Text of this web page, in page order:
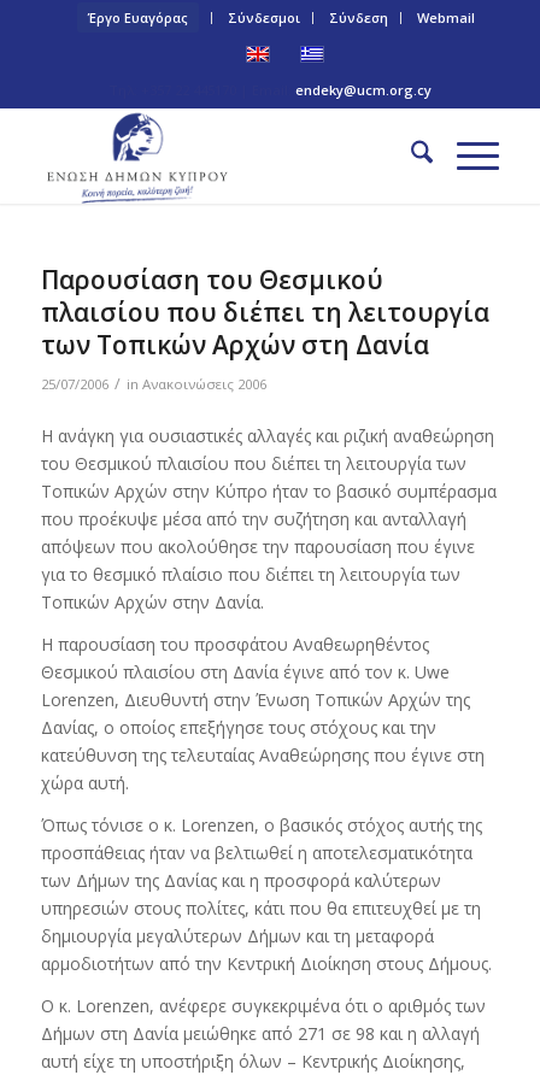
Έργο Ευαγόρας Σύνδεσμοι Σύνδεση Webmail
endeky@ucm.org.cy
Παρουσίαση του Θεσμικού
πλαισίου που διέπει τη λειτουργία
των Τοπικών Αρχών στη Δανία
25/07/2006 / in Ανακοινώσεις 2006
Η ανάγκη για ουσιαστικές αλλαγές και ριζική αναθεώρηση
του Θεσμικού πλαισίου που διέπει τη λειτουργία των
Τοπικών Αρχών στην Κύπρο ήταν το βασικό συμπέρασμα
που προέκυψε μέσα από την συζήτηση και ανταλλαγή
απόψεων που ακολούθησε την παρουσίαση που έγινε
για το θεσμικό πλαίσιο που διέπει τη λειτουργία των
Τοπικών Αρχών στην Δανία.
Η παρουσίαση του προσφάτου Αναθεωρηθέντος
Θεσμικού πλαισίου στη Δανία έγινε από τον κ. Uwe
Lorenzen, Διευθυντή στην Ένωση Τοπικών Αρχών της
Δανίας, ο οποίος επεξήγησε τους στόχους και την
κατεύθυνση της τελευταίας Αναθεώρησης που έγινε στη
χώρα αυτή.
Όπως τόνισε ο κ. Lorenzen, ο βασικός στόχος αυτής της
προσπάθειας ήταν να βελτιωθεί η αποτελεσματικότητα
των Δήμων της Δανίας και η προσφορά καλύτερων
υπηρεσιών στους πολίτες, κάτι που θα επιτευχθεί με τη
δημιουργία μεγαλύτερων Δήμων και τη μεταφορά
αρμοδιοτήτων από την Κεντρική Διοίκηση στους Δήμους.
Ο κ. Lorenzen, ανέφερε συγκεκριμένα ότι ο αριθμός των
Δήμων στη Δανία μειώθηκε από 271 σε 98 και η αλλαγή
αυτή είχε τη υποστήριξη όλων – Κεντρικής Διοίκησης,